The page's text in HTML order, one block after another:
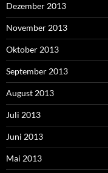
Dezember 2013
November 2013
Oktober 2013
September 2013
August 2013
Juli 2013
Juni 2013
Mai 2013